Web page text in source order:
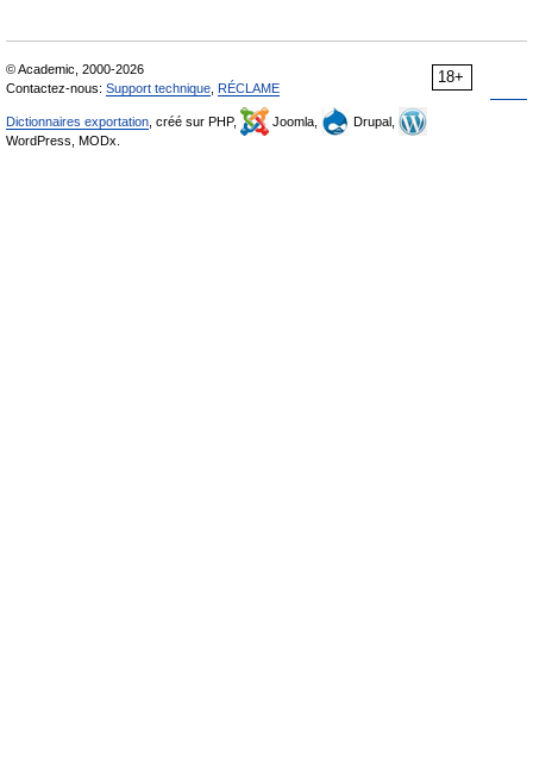
18+
© Academic, 2000-2026
Contactez-nous: Support technique RÉCLAME
Dictionnaires exportation , créé sur PHP, Joomla,
Drupal,
WordPress, MODx.